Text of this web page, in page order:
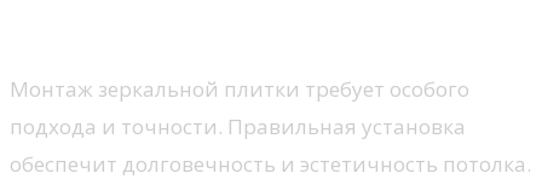
Монтаж зеркальной плитки требует особого
подхода и точности. Правильная установка
обеспечит долговечность и эстетичность потолка.